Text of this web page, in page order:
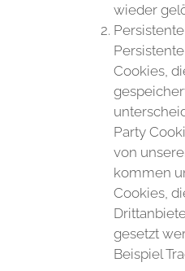
wieder
Cookies,
Party
von
kommen
Cookies,
gesetzt
Beispiel